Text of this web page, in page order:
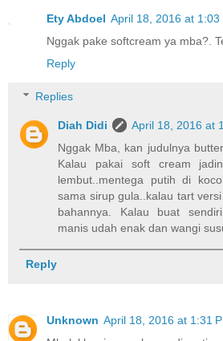
Ety Abdoel April 18, 2016 at 1:03
Nggak pake softcream ya mba?.
Reply
Replies
Diah Didi
April 18, 2016 at
Nggak Mba, kan judulnya
Kalau pakai soft cream
lembut..mentega putih di
sama sirup gula..kalau tart
bahannya. Kalau buat
manis udah enak dan wangi
Reply
Unknown April 18, 2016 at 1:31